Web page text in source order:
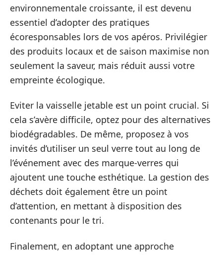
environnementale croissante, il est devenu
essentiel d’adopter des pratiques
écoresponsables lors de vos apéros. Privilégier
des produits locaux et de saison maximise non
seulement la saveur, mais réduit aussi votre
empreinte écologique.
Eviter la vaisselle jetable est un point crucial. Si
cela s’avère difficile, optez pour des alternatives
biodégradables. De même, proposez à vos
invités d’utiliser un seul verre tout au long de
l’événement avec des marque-verres qui
ajoutent une touche esthétique. La gestion des
déchets doit également être un point
d’attention, en mettant à disposition des
contenants pour le tri.
Finalement, en adoptant une approche